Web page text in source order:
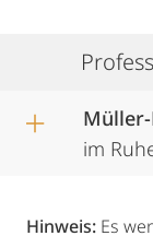
Müller-
im
Hinweis: Es